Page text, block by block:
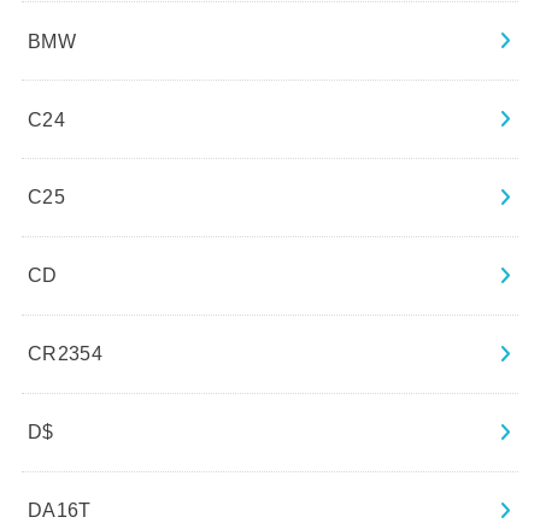
BMW
C24
C25
CD
CR2354
D$
DA16T